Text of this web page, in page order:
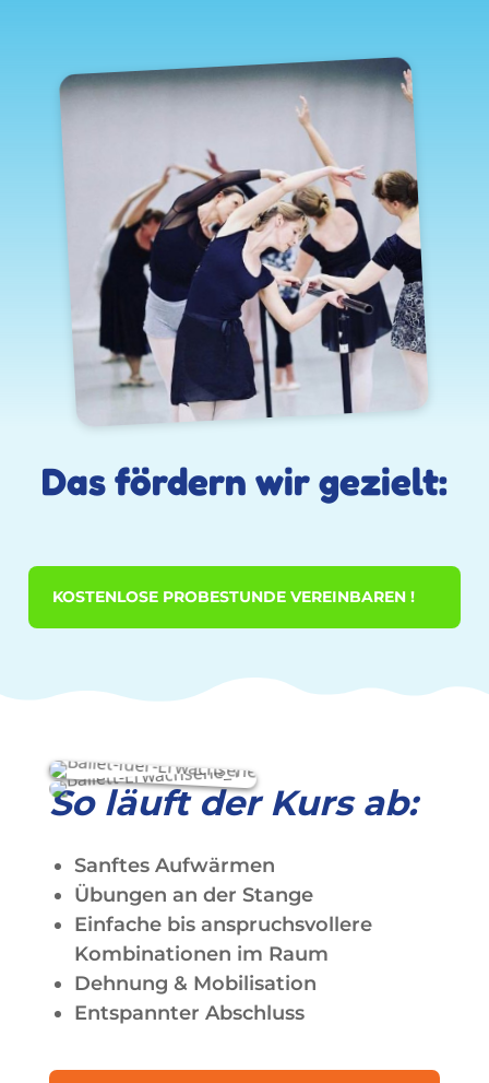
Das fördern wir gezielt:
KOSTENLOSE PROBESTUNDE VEREINBAREN !
So läuft der Kurs ab:
Sanftes Aufwärmen
Übungen an der Stange
Einfache bis anspruchsvollere
Kombinationen im Raum
Dehnung & Mobilisation
Entspannter Abschluss